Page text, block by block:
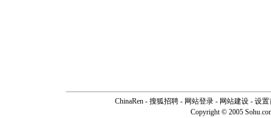
ChinaRen - 搜狐招聘 - 网站登录 - 网站建设 - 设置
Copyright © 2005